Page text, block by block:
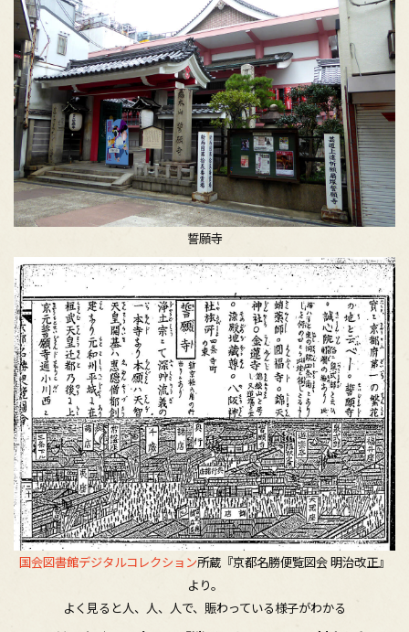
誓願寺
国会図書館デジタルコレクション所蔵『京都名勝便覧図会 明治改正』
より。
よく見ると人、人、人で、賑わっている様子がわかる